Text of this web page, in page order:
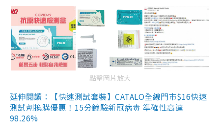
點擊圖片放大
延伸閱讀：【快速測試套裝】CATALO全線門市$16快速
測試劑換購優惠！15分鐘驗新冠病毒 準確性高達
98.26%